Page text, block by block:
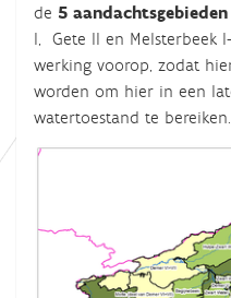
de 5 aandachtsgebieden
I, Gete II en Melsterbeek
werking voorop, zodat
worden om hier in een
watertoestand te bereiken.